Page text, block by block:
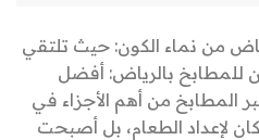
من نماء الكون: حيث تلتقي
للمطابخ بالرياض: أفضل
المطابخ من أهم الأجزاء في
لإعداد الطعام، بل أصبحت